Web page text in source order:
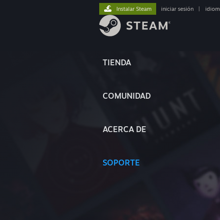
TIENDA
COMUNIDAD
ACERCA DE
SOPORTE
Instalar Steam iniciar sesión